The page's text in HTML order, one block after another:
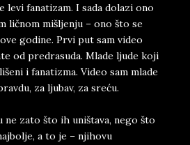
levi fanatizam. I sada dolazi ono
ličnom mišljenju – ono što se
godine. Prvi put sam video
od predrasuda. Mlade ljude koji
i fanatizma. Video sam mlade
za ljubav, za sreću.
zato što ih uništava, nego što
a to je – njihovu